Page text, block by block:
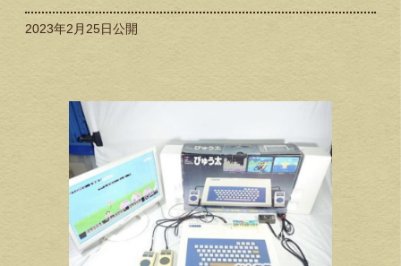
2023年2月25日公開